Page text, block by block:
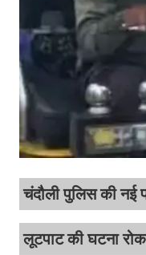
चंदौली पुलिस की नई
लूटपाट की घटना